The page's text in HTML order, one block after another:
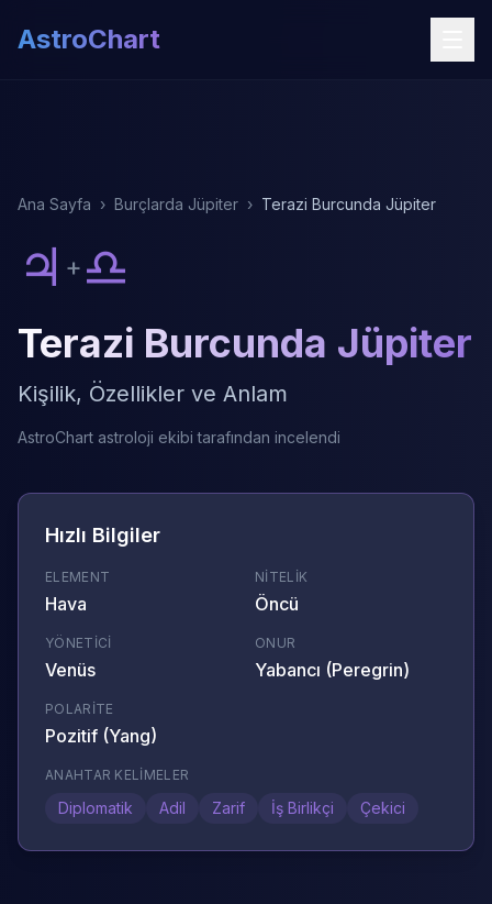
AstroChart
Ana Sayfa › Burçlarda Jüpiter › Terazi Burcunda Jüpiter
♃ + ♎
Terazi Burcunda Jüpiter
Kişilik, Özellikler ve Anlam
AstroChart astroloji ekibi tarafından incelendi
Hızlı Bilgiler
ELEMENT
Hava
NITELIK
Öncü
YÖNETICI
Venüs
ONUR
Yabancı (Peregrin)
POLARITE
Pozitif (Yang)
ANAHTAR KELIMELER
Diplomatik Adil Zarif İş Birlikçi Çekici